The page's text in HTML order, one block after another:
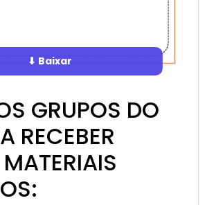
⬇ Baixar
GRUPOS DO
RECEBER